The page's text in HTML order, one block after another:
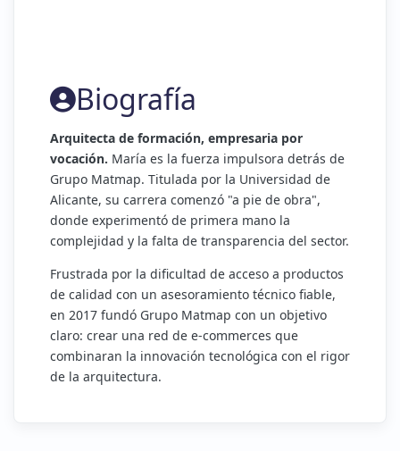
Biografía
Arquitecta de formación, empresaria por
vocación. María es la fuerza impulsora detrás de
Grupo Matmap. Titulada por la Universidad de
Alicante, su carrera comenzó "a pie de obra",
donde experimentó de primera mano la
complejidad y la falta de transparencia del sector.
Frustrada por la dificultad de acceso a productos
de calidad con un asesoramiento técnico fiable,
en 2017 fundó Grupo Matmap con un objetivo
claro: crear una red de e-commerces que
combinaran la innovación tecnológica con el rigor
de la arquitectura.